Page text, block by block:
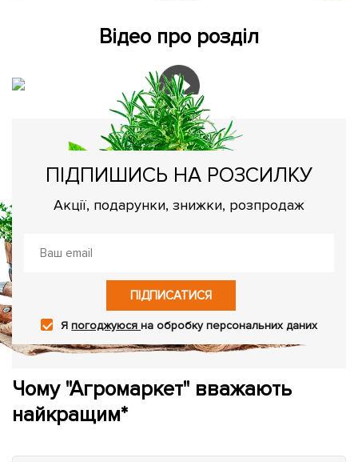
Відео про розділ
ПІДПИШИСЬ НА РОЗСИЛКУ
Акції, подарунки, знижки, розпродаж
ПІДПИСАТИСЯ
Япогоджуюсяна обробку персональних даних
Чому "Агромаркет" вважають
найкращим*